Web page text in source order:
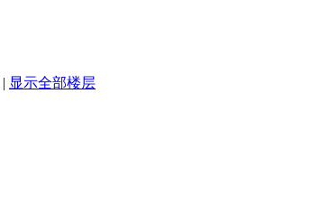
| 显示全部楼层